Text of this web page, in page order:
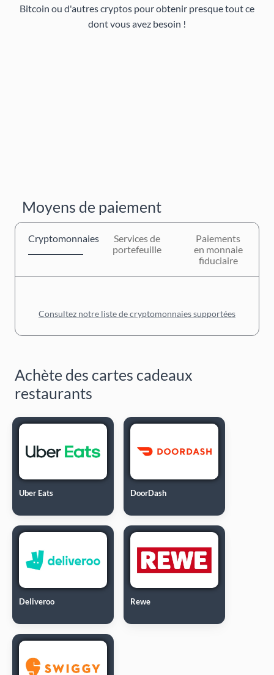
Bitcoin ou d'autres cryptos pour obtenir presque tout ce
dont vous avez besoin !
Moyens de paiement
Cryptomonnaies
Services de
portefeuille
Paiements
en monnaie
fiduciaire
Consultez notre liste de cryptomonnaies supportées
Achète des cartes cadeaux
restaurants
Uber Eats DoorDash
Deliveroo Rewe